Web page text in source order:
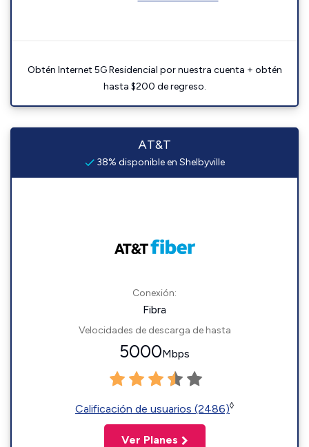
Obtén Internet 5G Residencial por nuestra cuenta + obtén
hasta $200 de regreso.
AT&T
38% disponible en Shelbyville
Conexión:
Fibra
Velocidades de descarga de hasta
5000Mbps
Calificación de usuarios (2486)◊
Ver Planes